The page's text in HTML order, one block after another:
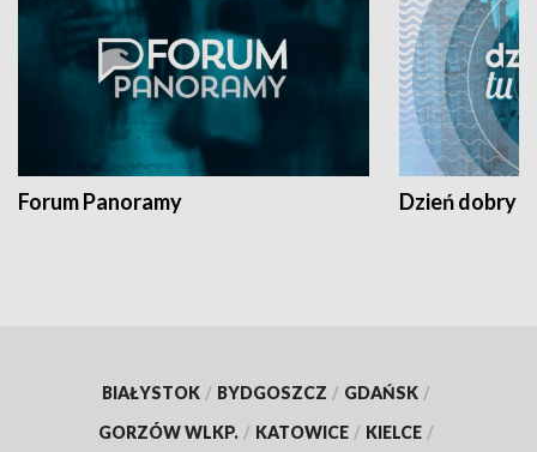
Forum Panoramy Dzień dobry
BIAŁYSTOK / BYDGOSZCZ / GDAŃSK /
GORZÓW WLKP. / KATOWICE / KIELCE /